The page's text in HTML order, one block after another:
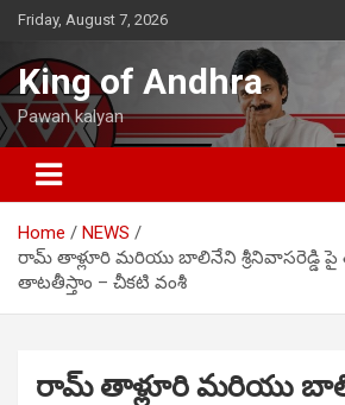
Skip
content
Friday, August 7, 2026
King of Andhra
Pawan kalyan
Home
NEWS
రామ్ తాళ్లూరి మరియు బాలినేని శ్రీనివాసరెడ్డి పై
తాటతీస్తాం – చీకటి వంశీ
రామ్ తాళ్లూరి మరియు